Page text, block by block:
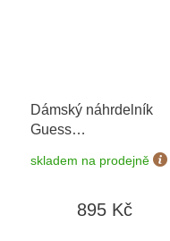
Dámský náhrdelník
Guess
JUBN03099JWYGT/U
skladem na prodejně
895 Kč